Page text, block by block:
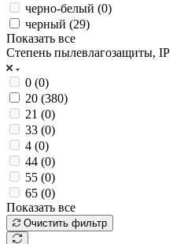
черно-белый (0)
черный (29)
Показать все
Степень пылевлагозащиты, IP
0 (0)
20 (380)
21 (0)
33 (0)
4 (0)
44 (0)
55 (0)
65 (0)
Показать все
Очистить фильтр